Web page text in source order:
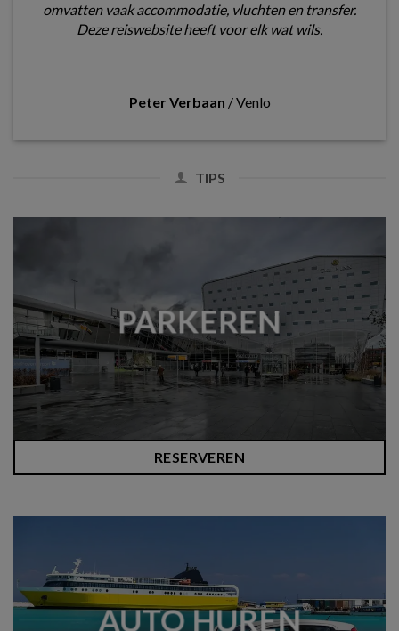
omvatten vaak accommodatie, vluchten en transfer.
Deze reiswebsite heeft voor elk wat wils.
Peter Verbaan /Venlo
TIPS
PARKEREN
RESERVEREN
AUTO HUREN